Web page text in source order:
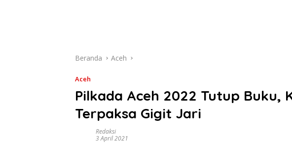
Beranda Aceh
Aceh
Pilkada Aceh 2022 Tutup Buku,
Terpaksa Gigit Jari
Redaksi
3 April 2021